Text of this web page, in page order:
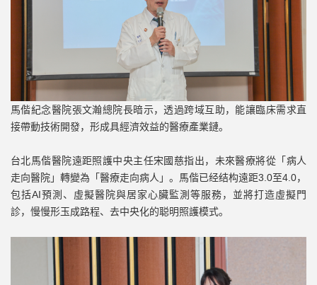
馬偕紀念醫院張文瀚總院長暗示，透過跨域互助，能讓臨床需求直
接帶動技術開發，形成具經濟效益的醫療產業鏈。
台北馬偕醫院遠距照護中央主任宋國慈指出，未來醫療將從「病人
走向醫院」轉變為「醫療走向病人」。馬偕已经结构遠距3.0至4.0，
包括AI預測、虛擬醫院與居家心臟監測等服務，並將打造虛擬門
診，慢慢形玉成路程、去中央化的聪明照護模式。